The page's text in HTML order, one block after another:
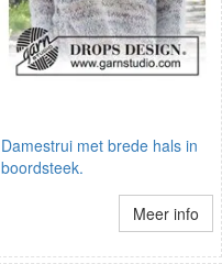
Damestrui met brede hals in
boordsteek.
Meer info